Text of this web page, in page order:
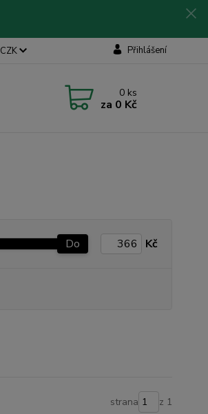
CZK Přihlášení
0 ks
za 0 Kč
Do Kč
strana z 1